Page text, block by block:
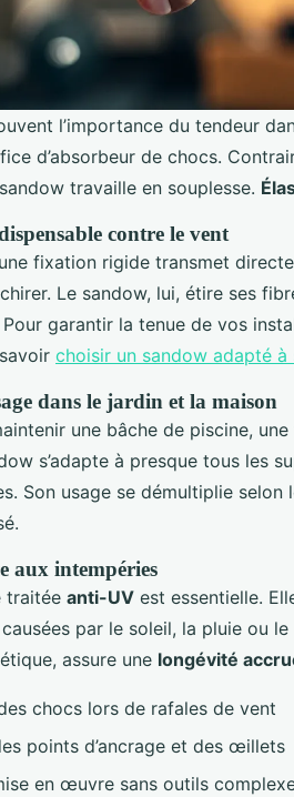
l’importance du tendeur
d’absorbeur de chocs.
travaille en souplesse.
contre le vent
fixation rigide transmet
Le sandow, lui, étire ses
garantir la tenue de vos
choisir un sandow adapté
dans le jardin et la maison
une bâche de piscine,
s’adapte à presque tous les
Son usage se démultiplie
aux intempéries
traitée anti-UV est essentielle.
par le soleil, la pluie ou
assure une longévité
chocs lors de rafales de vent
points d’ancrage et des œillets
en œuvre sans outils